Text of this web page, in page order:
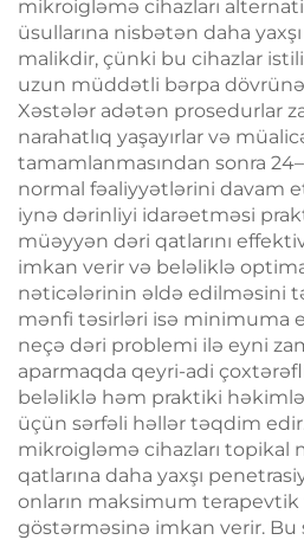
mikroigləmə cihazları
üsullarına nisbətən daha
malikdir, çünki bu cihazlar
uzun müddətli bərpa dövrünə
Xəstələr adətən prosedurlar
narahatlıq yaşayırlar və
tamamlanmasından sonra
normal fəaliyyətlərini davam
iynə dərinliyi idarəetməsi
müəyyən dəri qatlarını
imkan verir və beləliklə
nəticələrinin əldə edilməsini
mənfi təsirləri isə minimuma
neçə dəri problemi ilə eyni
aparmaqda qeyri-adi
beləliklə həm praktiki
üçün sərfəli həllər təqdim
mikroigləmə cihazları topikal
qatlarına daha yaxşı
onların maksimum terapevtik
göstərməsinə imkan verir. Bu